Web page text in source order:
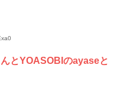
とYOASOBIのayaseと